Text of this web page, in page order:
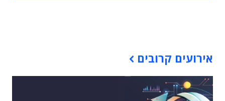
אירועים קרובים